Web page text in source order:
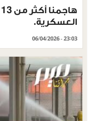
العسكرية.
06/04/2026 - 23:03